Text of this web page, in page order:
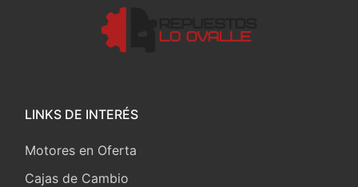
LINKS DE INTERÉS
Motores en Oferta
Cajas de Cambio